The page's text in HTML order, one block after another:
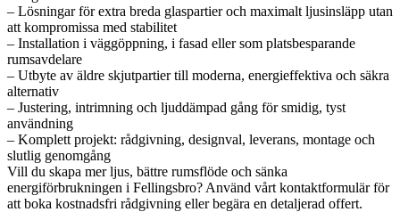
– Lösningar för extra breda glaspartier och maximalt ljusinsläpp utan
att kompromissa med stabilitet
– Installation i väggöppning, i fasad eller som platsbesparande
rumsavdelare
– Utbyte av äldre skjutpartier till moderna, energieffektiva och säkra
alternativ
– Justering, intrimning och ljuddämpad gång för smidig, tyst
användning
– Komplett projekt: rådgivning, designval, leverans, montage och
slutlig genomgång
Vill du skapa mer ljus, bättre rumsflöde och sänka
energiförbrukningen i Fellingsbro? Använd vårt kontaktformulär för
att boka kostnadsfri rådgivning eller begära en detaljerad offert.